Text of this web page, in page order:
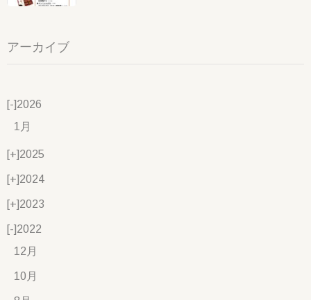
アーカイブ
[-]2026
1月
[+]2025
[+]2024
[+]2023
[-]2022
12月
10月